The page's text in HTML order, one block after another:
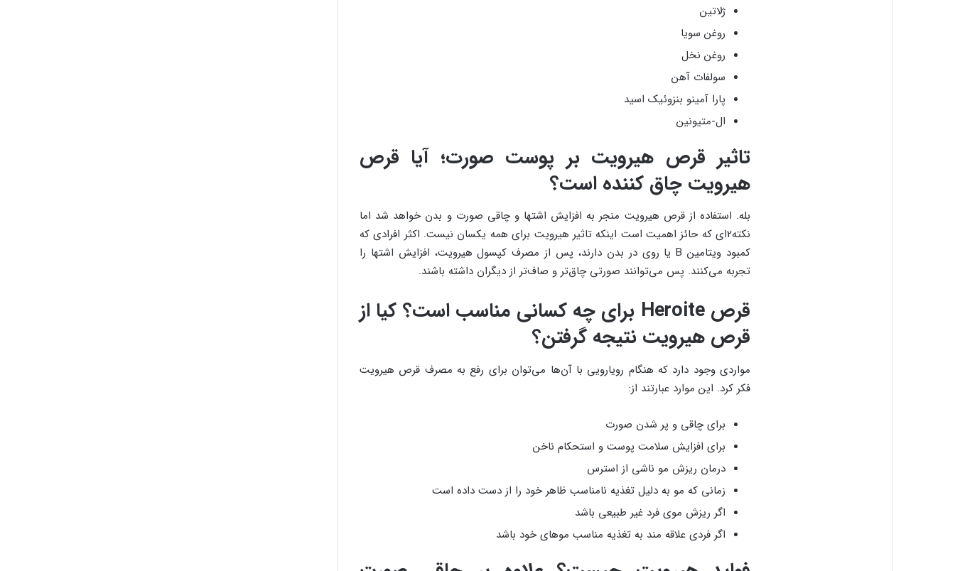
ژلاتین
روغن سویا
روغن نخل
سولفات آهن
پارا آمینو بنزوئیک اسید
ال-متیونین
تاثیر قرص هیرویت بر پوست صورت؛ آیا قرص
هیرویت چاق کننده است؟
بله. استفاده از قرص هیرویت منجر به افزایش اشتها و چاقی صورت و بدن خواهد شد اما
نکته2ای که حائز اهمیت است اینکه تاثیر هیرویت برای همه یکسان نیست. اکثر افرادی که
کمبود ویتامین B یا روی در بدن دارند، پس از مصرف کپسول هیرویت، افزایش اشتها را
تجربه می‌کنند. پس می‌توانند صورتی چاق‌تر و صاف‌تر از دیگران داشته باشند.
قرص Heroite برای چه کسانی مناسب است؟ کیا از
قرص هیرویت نتیجه گرفتن؟
مواردی وجود دارد که هنگام رویارویی با آن‌ها می‌توان برای رفع به مصرف قرص هیرویت
فکر کرد. این موارد عبارتند از:
برای چاقی و پر شدن صورت
برای افزایش سلامت پوست و استحکام ناخن
درمان ریزش مو ناشی از استرس
زمانی که مو به دلیل تغذیه نامناسب ظاهر خود را از دست داده است
اگر ریزش موی فرد غیر طبیعی باشد
اگر فردی علاقه مند به تغذیه مناسب موهای خود باشد